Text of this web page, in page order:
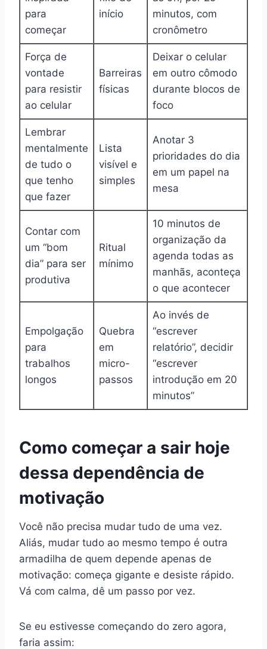
para
começar
início
minutos, com
cronômetro
Força de
vontade
para resistir
ao celular
Barreiras
físicas
Deixar o celular
em outro cômodo
durante blocos de
foco
Lembrar
mentalmente
de tudo o
que tenho
que fazer
Lista
visível e
simples
Anotar 3
prioridades do dia
em um papel na
mesa
Contar com
um “bom
dia” para ser
produtiva
Ritual
mínimo
10 minutos de
organização da
agenda todas as
manhãs, aconteça
o que acontecer
Empolgação
para
trabalhos
longos
Quebra
em
micro-
passos
Ao invés de
“escrever
relatório”, decidir
“escrever
introdução em 20
minutos”
Como começar a sair hoje
dessa dependência de
motivação
Você não precisa mudar tudo de uma vez.
Aliás, mudar tudo ao mesmo tempo é outra
armadilha de quem depende apenas de
motivação: começa gigante e desiste rápido.
Vá com calma, dê um passo por vez.
Se eu estivesse começando do zero agora,
faria assim: